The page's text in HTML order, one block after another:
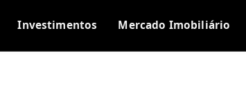
Investimentos Mercado Imobiliário